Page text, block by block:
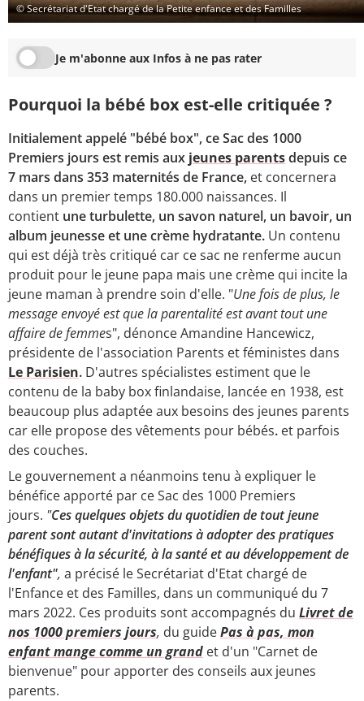
© Secrétariat d'Etat chargé de la Petite enfance et des Familles
Je m'abonne aux Infos à ne pas rater
Pourquoi la bébé box est-elle critiquée ?
Initialement appelé "bébé box", ce Sac des 1000
Premiers jours est remis aux jeunes parentsdepuis ce
7 mars dans 353 maternités de France, et concernera
dans un premier temps 180.000 naissances. Il
contient une turbulette, un savon naturel, un bavoir, un
album jeunesse et une crème hydratante. Un contenu
qui est déjà très critiqué car ce sac ne renferme aucun
produit pour le jeune papa mais une crème qui incite la
jeune maman à prendre soin d'elle. "Une fois de plus, le
message envoyé est que la parentalité est avant tout une
affaire de femmes", dénonce Amandine Hancewicz,
présidente de l'association Parents et féministes dans
Le Parisien. D'autres spécialistes estiment que le
contenu de la baby box finlandaise, lancée en 1938, est
beaucoup plus adaptée aux besoins des jeunes parents
car elle propose des vêtements pour bébés. et parfois
des couches.
Le gouvernement a néanmoins tenu à expliquer le
bénéfice apporté par ce Sac des 1000 Premiers
jours. "Ces quelques objets du quotidien de tout jeune
parent sont autant d'invitations à adopter des pratiques
bénéfiques à la sécurité, à la santé et au développement de
l'enfant", a précisé le Secrétariat d'Etat chargé de
l'Enfance et des Familles, dans un communiqué du 7
mars 2022. Ces produits sont accompagnés du Livret de
nos 1000 premiers jours, du guidePas à pas, mon
enfant mange comme un grand et d'un "Carnet de
bienvenue" pour apporter des conseils aux jeunes
parents.